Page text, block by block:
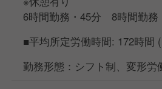
6時間勤務・45分 8時間勤務
■平均所定労働時間: 172時間
勤務形態：シフト制、変形労